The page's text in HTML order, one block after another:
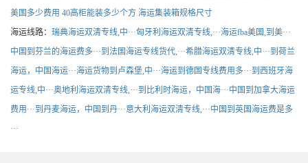
美国多少费用 40高柜能装多少个方 海运集装箱规格尺寸
海运线路： 瑞典海运双清专线,中···匈牙利海运双清专线,···海运fba美国,到美···
中国到芬兰的海运费多···到法国海运专线货代,···希腊海运双清专线,中···到荷兰
海运，中国海运···海运货物到卢森堡,中···海运到德国专线费用多···到西班牙海
运专线,中···奥地利海运双清专线,···到比利时海运，中国海···中国到加拿大海运
费用···到丹麦海运，中国到丹···意大利海运双清专线,···中国到英国海运费是多
···